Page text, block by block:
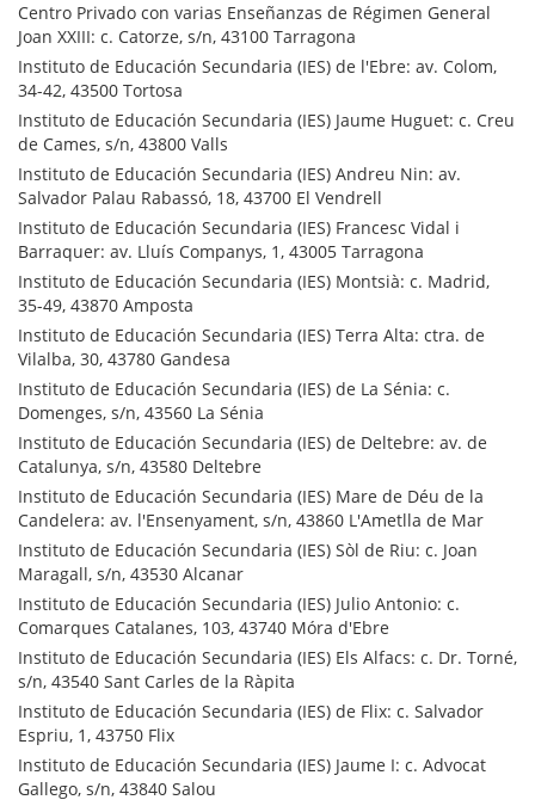
Centro Privado con varias Enseñanzas de Régimen General
Joan XXIII: c. Catorze, s/n, 43100 Tarragona
Instituto de Educación Secundaria (IES) de l'Ebre: av. Colom,
34-42, 43500 Tortosa
Instituto de Educación Secundaria (IES) Jaume Huguet: c. Creu
de Cames, s/n, 43800 Valls
Instituto de Educación Secundaria (IES) Andreu Nin: av.
Salvador Palau Rabassó, 18, 43700 El Vendrell
Instituto de Educación Secundaria (IES) Francesc Vidal i
Barraquer: av. Lluís Companys, 1, 43005 Tarragona
Instituto de Educación Secundaria (IES) Montsià: c. Madrid,
35-49, 43870 Amposta
Instituto de Educación Secundaria (IES) Terra Alta: ctra. de
Vilalba, 30, 43780 Gandesa
Instituto de Educación Secundaria (IES) de La Sénia: c.
Domenges, s/n, 43560 La Sénia
Instituto de Educación Secundaria (IES) de Deltebre: av. de
Catalunya, s/n, 43580 Deltebre
Instituto de Educación Secundaria (IES) Mare de Déu de la
Candelera: av. l'Ensenyament, s/n, 43860 L'Ametlla de Mar
Instituto de Educación Secundaria (IES) Sòl de Riu: c. Joan
Maragall, s/n, 43530 Alcanar
Instituto de Educación Secundaria (IES) Julio Antonio: c.
Comarques Catalanes, 103, 43740 Móra d'Ebre
Instituto de Educación Secundaria (IES) Els Alfacs: c. Dr. Torné,
s/n, 43540 Sant Carles de la Ràpita
Instituto de Educación Secundaria (IES) de Flix: c. Salvador
Espriu, 1, 43750 Flix
Instituto de Educación Secundaria (IES) Jaume I: c. Advocat
Gallego, s/n, 43840 Salou